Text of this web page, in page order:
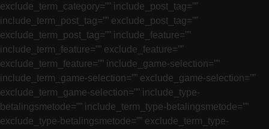
exclude_term_category=”” include_post_tag=””
include_term_post_tag=”” exclude_post_tag=””
exclude_term_post_tag=”” include_feature=””
include_term_feature=”” exclude_feature=””
exclude_term_feature=”” include_game-selection=””
include_term_game-selection=”” exclude_game-selection=””
exclude_term_game-selection=”” include_type-
betalingsmetode=”” include_term_type-betalingsmetode=””
exclude_type-betalingsmetode=”” exclude_term_type-